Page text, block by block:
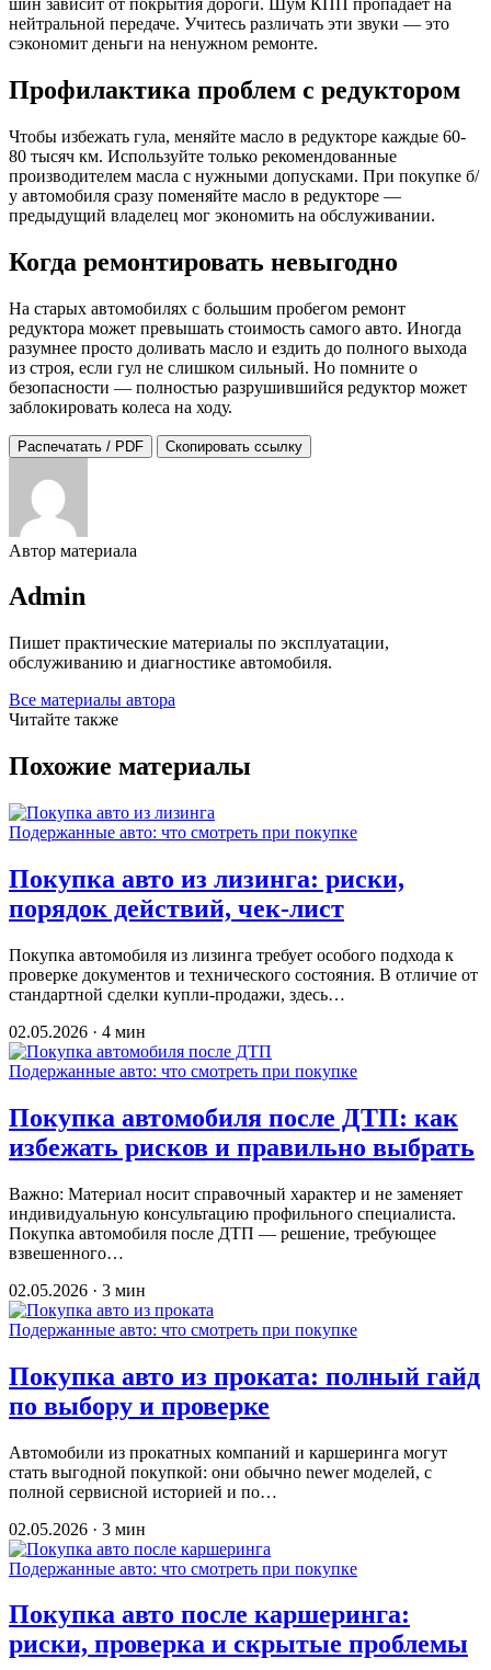
нейтральной передаче. Учитесь различать эти звуки — это
сэкономит деньги на ненужном ремонте.
Профилактика проблем с редуктором
Чтобы избежать гула, меняйте масло в редукторе каждые 60-
80 тысяч км. Используйте только рекомендованные
производителем масла с нужными допусками. При покупке б/
у автомобиля сразу поменяйте масло в редукторе —
предыдущий владелец мог экономить на обслуживании.
Когда ремонтировать невыгодно
На старых автомобилях с большим пробегом ремонт
редуктора может превышать стоимость самого авто. Иногда
разумнее просто доливать масло и ездить до полного выхода
из строя, если гул не слишком сильный. Но помните о
безопасности — полностью разрушившийся редуктор может
заблокировать колеса на ходу.
Распечатать / PDF Скопировать ссылку
Автор материала
Admin
Пишет практические материалы по эксплуатации,
обслуживанию и диагностике автомобиля.
Все материалы автора
Читайте также
Похожие материалы
Подержанные авто: что смотреть при покупке
Покупка авто из лизинга: риски,
порядок действий, чек-лист
Покупка автомобиля из лизинга требует особого подхода к
проверке документов и технического состояния. В отличие от
стандартной сделки купли-продажи, здесь…
02.05.2026 · 4 мин
Подержанные авто: что смотреть при покупке
Покупка автомобиля после ДТП: как
избежать рисков и правильно выбрать
Важно: Материал носит справочный характер и не заменяет
индивидуальную консультацию профильного специалиста.
Покупка автомобиля после ДТП — решение, требующее
взвешенного…
02.05.2026 · 3 мин
Подержанные авто: что смотреть при покупке
Покупка авто из проката: полный гайд
по выбору и проверке
Автомобили из прокатных компаний и каршеринга могут
стать выгодной покупкой: они обычно newer моделей, с
полной сервисной историей и по…
02.05.2026 · 3 мин
Подержанные авто: что смотреть при покупке
Покупка авто после каршеринга:
риски, проверка и скрытые проблемы